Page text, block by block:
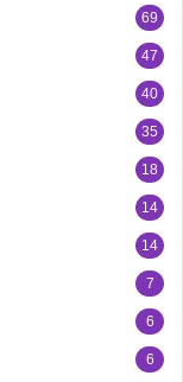
69
47
40
35
18
14
14
7
6
6